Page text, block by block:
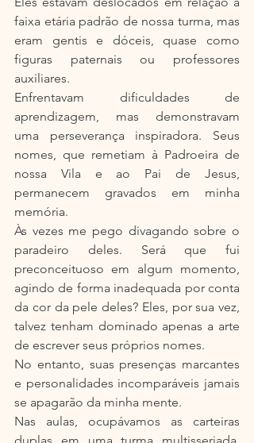
faixa etária padrão de nossa turma, mas
eram gentis e dóceis, quase como
figuras paternais ou professores
auxiliares.
Enfrentavam dificuldades de
aprendizagem, mas demonstravam
uma perseverança inspiradora. Seus
nomes, que remetiam à Padroeira de
nossa Vila e ao Pai de Jesus,
permanecem gravados em minha
memória.
Às vezes me pego divagando sobre o
paradeiro deles. Será que fui
preconceituoso em algum momento,
agindo de forma inadequada por conta
da cor da pele deles? Eles, por sua vez,
talvez tenham dominado apenas a arte
de escrever seus próprios nomes.
No entanto, suas presenças marcantes
e personalidades incomparáveis jamais
se apagarão da minha mente.
Nas aulas, ocupávamos as carteiras
duplas em uma turma multisseriada,